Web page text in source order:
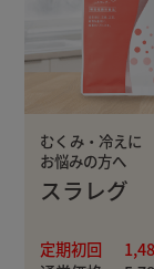
むくみ・冷えに
お悩みの方へ
スラレグ
定期初回